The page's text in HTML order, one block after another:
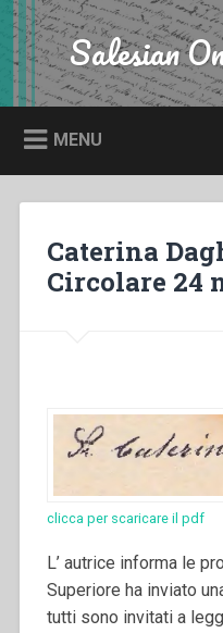
Skip
to
content
Search Salesian
MENU
Caterina
Circolare 24
clicca per scaricare il pdf
L’ autrice informa le
Superiore ha inviato
tutti sono invitati a